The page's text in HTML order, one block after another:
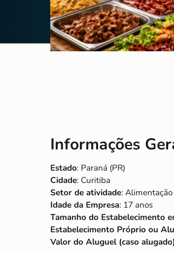
Informações
Estado: Paraná (PR)
Cidade: Curitiba
Setor de atividade: Alimentação
Idade da Empresa: 17 anos
Tamanho do Estabelecimento
Estabelecimento Próprio ou
Valor do Aluguel (caso